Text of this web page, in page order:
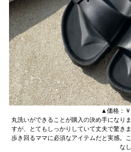
▲価格：￥
丸洗いができることが購入の決め手になり
すが、とてもしっかりしていて丈夫で驚き
歩き回るママに必須なアイテムだと実感。
な